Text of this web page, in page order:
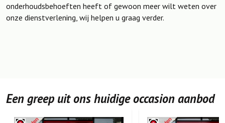
onderhoudsbehoeften heeft of gewoon meer wilt weten over
onze dienstverlening, wij helpen u graag verder.
Een greep uit ons huidige occasion aanbod